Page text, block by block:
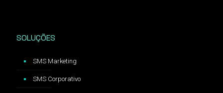
SOLUÇÕES
SMS Marketing
SMS Corporativo